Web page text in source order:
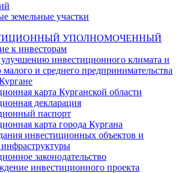
земельные участки
УПОЛНОМОЧЕННЫЙ
к инвесторам
инвестиционного климата и
и среднего предпринимательства
карта Курганской области
декларация
паспорт
карта города Кургана
инвестиционных объектов и
инфраструктуры
законодательство
инвестиционного проекта